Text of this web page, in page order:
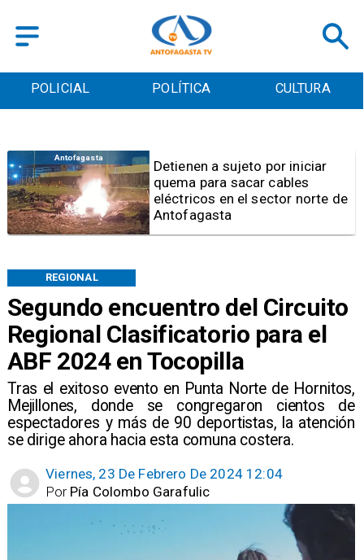
POLICIAL POLÍTICA CULTURA
Segundo encuentro del Circuito
Regional Clasificatorio para el
ABF 2024 en Tocopilla
​Tras el exitoso evento en Punta Norte de Hornitos,
Mejillones, donde se congregaron cientos de
espectadores y más de 90 deportistas, la atención
se dirige ahora hacia esta comuna costera.
REGIONAL
Viernes, 23 De Febrero De 2024 12:04
Pía Colombo Garafulic
Por
Antofagasta
Detienen a sujeto por iniciar
quema para sacar cables
eléctricos en el sector norte de
Antofagasta